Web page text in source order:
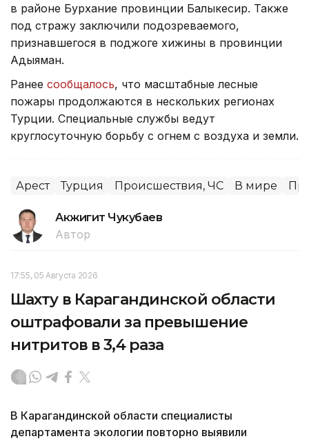
в районе Бурхание провинции Балыкесир. Также
под стражу заключили подозреваемого,
признавшегося в поджоге хижины в провинции
Адыяман.
Ранее сообщалось, что масштабные лесные
пожары продолжаются в нескольких регионах
Турции. Специальные службы ведут
круглосуточную борьбу с огнем с воздуха и земли.
Арест Турция Происшествия, ЧС В мире
Акжигит Чукубаев
Автор
17:55, 05 Августа 2026
Шахту в Карагандинской области
оштрафовали за превышение
нитритов в 3,4 раза
В Карагандинской области специалисты
департамента экологии повторно выявили